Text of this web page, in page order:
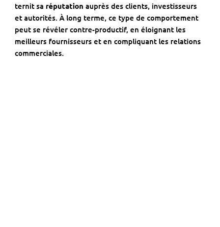
ternit sa réputation auprès des clients, investisseurs
et autorités. À long terme, ce type de comportement
peut se révéler contre-productif, en éloignant les
meilleurs fournisseurs et en compliquant les relations
commerciales.